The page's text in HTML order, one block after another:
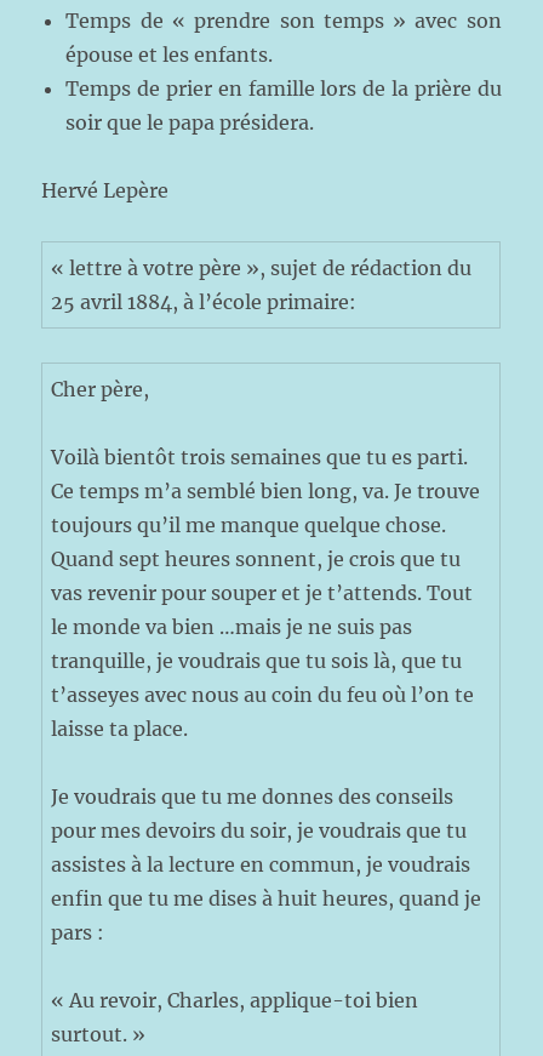
Temps de « prendre son temps » avec son
épouse et les enfants.
Temps de prier en famille lors de la prière du
soir que le papa présidera.
Hervé Lepère
« lettre à votre père », sujet de rédaction du
25 avril 1884, à l’école primaire:
Cher père,
Voilà bientôt trois semaines que tu es parti.
Ce temps m’a semblé bien long, va. Je trouve
toujours qu’il me manque quelque chose.
Quand sept heures sonnent, je crois que tu
vas revenir pour souper et je t’attends. Tout
le monde va bien …mais je ne suis pas
tranquille, je voudrais que tu sois là, que tu
t’asseyes avec nous au coin du feu où l’on te
laisse ta place.
Je voudrais que tu me donnes des conseils
pour mes devoirs du soir, je voudrais que tu
assistes à la lecture en commun, je voudrais
enfin que tu me dises à huit heures, quand je
pars :
« Au revoir, Charles, applique-toi bien
surtout. »